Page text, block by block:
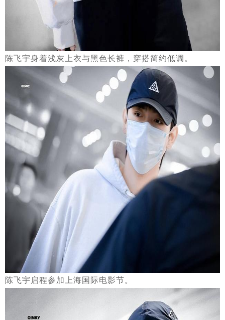
陈飞宇身着浅灰上衣与黑色长裤，穿搭简约低调。
陈飞宇启程参加上海国际电影节。